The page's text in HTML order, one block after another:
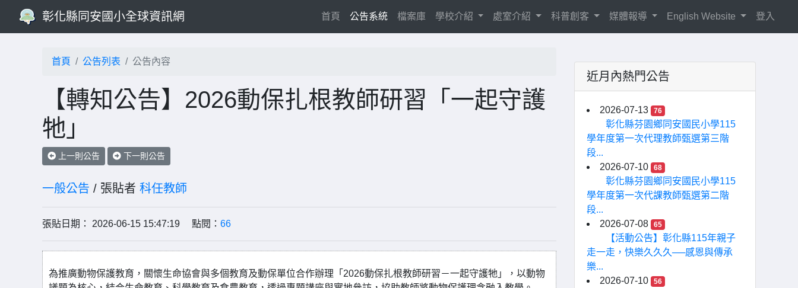
彰化縣同安國小全球資訊網 首頁(current)
公告系統 檔案庫 學校介紹 處室介紹 科普創客 媒體報導 English Website 登入
首頁 公告列表 公告內容
【轉知公告】2026動保扎根教師研習「一起守護
牠」
上一則公告 下一則公告
一般公告 / 張貼者 科任教師
張貼日期： 2026-06-15 15:47:19 點閱： 66
為推廣動物保護教育，關懷生命協會與多個教育及動保單位合作辦理「2026動保扎根教師研習－一起守護牠」，以動物
近月內熱門公告
2026-07-13 76
彰化縣芬園鄉同安國民小學115
學年度第一次代理教師甄選第三階
段...
2026-07-10
68
彰化縣芬園鄉同安國民小學115
學年度第一次代課教師甄選第二階
段...
2026-07-08
65
【活動公告】彰化縣115年親子
走一走，快樂久久久──感恩與傳承
樂...
2026-07-10
56